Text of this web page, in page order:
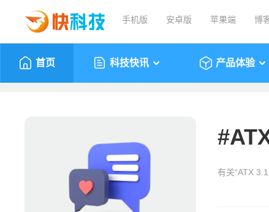
手机版 安卓版 苹果端 博
首页 科技快讯 产品体验
#
有关“ATX